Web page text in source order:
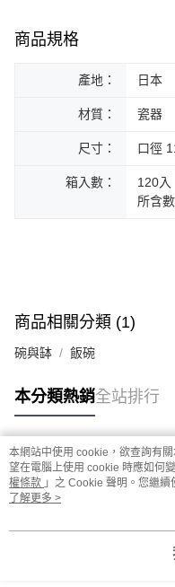
商品規格
產地： 日本
材質： 瓷器
尺寸： 口徑
箱入數：
120入
所含數
商品相關分類 (1)
碗與缽 飯碗
本分類熱銷全站排行
熱門標籤
本網站中使用 cookie，欲查詢有
望在電腦上使用 cookie 時應如何
權條款 」之 Cookie 聲明。您繼
用條款之 Cookie 聲明使用 cookie。
了解更多 >